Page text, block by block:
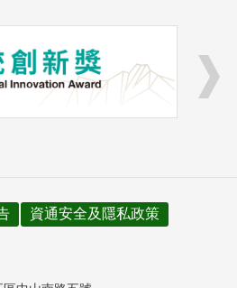
資通安全及隱私政策